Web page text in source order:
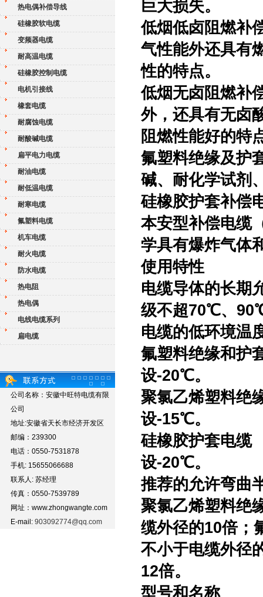
热电偶补偿导线
硅橡胶软电缆
变频器电缆
耐高温电缆
硅橡胶控制电缆
电机引接线
橡套电缆
耐腐蚀电缆
耐酸碱电缆
扁平电力电缆
耐油电缆
耐低温电缆
耐寒电缆
氟塑料电缆
机车电缆
耐火电缆
防水电缆
热电阻
热电偶
电线电缆系列
扁电缆
公司名称：安徽中旺特电缆有限
公司
地址:安徽省天长市经济开发区
邮编：239300
电话：0550-7531878
手机: 15655066688
联系人: 苏经理
传真：0550-7539789
网址：www.zhongwangte.com
E-mail: 903092774@qq.com
巨大损失。
低烟低卤阻燃补
气性能外还具有
性的特点。
低烟无卤阻燃补
外，还具有无卤
阻燃性能好的特
氟塑料绝缘及护
碱、耐化学试剂
硅橡胶护套补偿
本安型补偿电缆
学具有爆炸气体
使用特性
电缆导体的长期
级不超70℃、
电缆的低环境温
氟塑料绝缘和
设-20℃。
聚氯乙烯塑料绝
设-15℃。
硅橡胶护套
设-20℃。
推荐的允许弯曲
聚氯乙烯塑料绝
缆外径的10倍；
不小于电缆外径
12倍。
型号和名称